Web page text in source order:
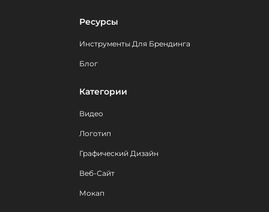
Ресурсы
Инструменты Для Брендинга
Блог
Категории
Видео
Логотип
Графический Дизайн
Веб-Сайт
Мокап